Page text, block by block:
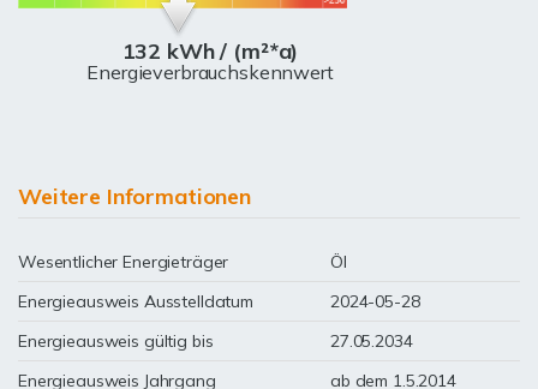
132 kWh / (m²*a)
Energieverbrauchskennwert
Weitere Informationen
Wesentlicher Energieträger
Öl
Energieausweis Ausstelldatum
2024-05-28
Energieausweis gültig bis
27.05.2034
Energieausweis Jahrgang
ab dem 1.5.2014